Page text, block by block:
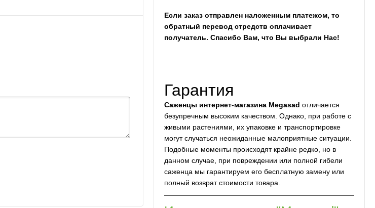
Если заказ отправлен наложенным платежом, то
обратный перевод стредств оплачивает
получатель. Спасибо Вам, что Вы выбрали Нас!
Гарантия
Саженцы интернет-магазина Megasad отличается
безупречным высоким качеством. Однако, при работе с
живыми растениями, их упаковке и транспортировке
могут случаться неожиданные малоприятные ситуации.
Подобные моменты происходят крайне редко, но в
данном случае, при повреждении или полной гибели
саженца мы гарантируем его бесплатную замену или
полный возврат стоимости товара.